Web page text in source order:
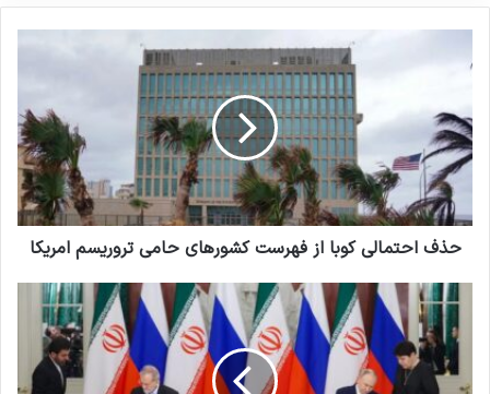
داعش
کپی لینک
حذف احتمالي كوبا از فهرست کشورهای حامی تروریسم امریکا